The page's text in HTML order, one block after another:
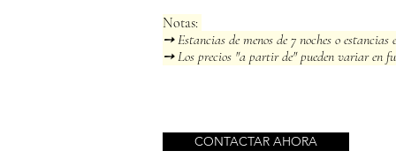
Notas:
➙ Estancias de menos de 7 noches o
➙ Los precios "a partir de" pueden variar en
CONTACTAR AHORA